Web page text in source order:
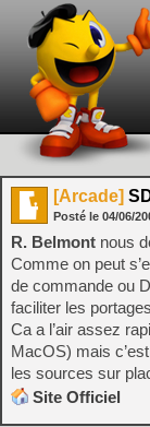
[Arcade]
Posté le 04/06/
R. Belmont nous
Comme on peut
de commande ou
faciliter les
Ca a l’air assez
MacOS) mais
les sources sur
Site Officiel